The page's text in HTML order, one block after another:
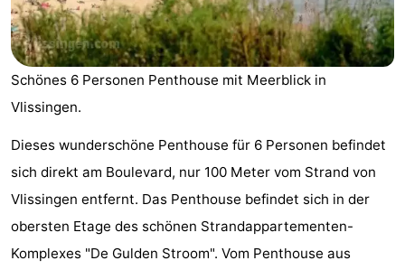
Ferienhäuser
-
Duinzicht
-
Galgewei
-
Noordzee
Resort
Vlissingen
-
Strandpark
Zeeland
-
Vebenabos
-
Schönes 6 Personen Penthouse mit Meerblick in
Vlissingen.
Dieses wunderschöne Penthouse für 6 Personen befindet
sich direkt am Boulevard, nur 100 Meter vom Strand von
Vlissingen entfernt. Das Penthouse befindet sich in der
obersten Etage des schönen Strandappartementen-
Komplexes "De Gulden Stroom". Vom Penthouse aus